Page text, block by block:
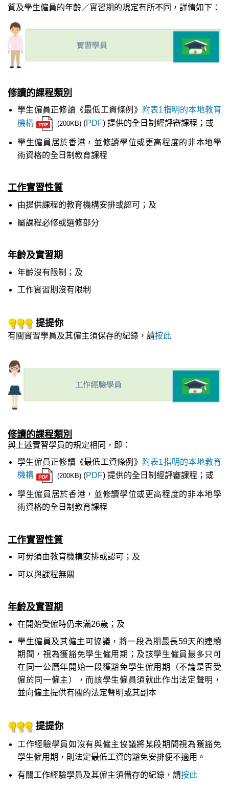
質及學生僱員的年齡／實習期的規定有所不同，詳情如下：
修讀的課程類別
學生僱員正修讀《最低工資條例》
附表1指明的本地教育
機構
(200KB) (PDF) 提供的全日制經評審課程；或
學生僱員居於香港，並修讀學位或更高程度的非本地學
術資格的全日制教育課程
工作實習性質
由提供課程的教育機構安排或認可；及
屬課程必修或選修部分
年齡及實習期
年齡沒有限制；及
工作實習期沒有限制
提提你
有關實習學員及其僱主須保存的紀錄，請按此
修讀的課程類別
與上述實習學員的規定相同，即：
學生僱員正修讀《最低工資條例》
附表1指明的本地教育
機構
(200KB) (PDF) 提供的全日制經評審課程；或
學生僱員居於香港，並修讀學位或更高程度的非本地學
術資格的全日制教育課程
工作實習性質
可毋須由教育機構安排或認可；及
可以與課程無關
年齡及實習期
在開始受僱時仍未滿26歲；及
學生僱員及其僱主可協議，將一段為期最長59天的連續
期間，視為獲豁免學生僱用期；及該學生僱員最多只可
在同一公曆年開始一段獲豁免學生僱用期（不論是否受
僱於同一僱主），而該學生僱員須就此作出法定聲明，
並向僱主提供有關的法定聲明或其副本
提提你
工作經驗學員如沒有與僱主協議將某段期間視為獲豁免
學生僱用期，則法定最低工資的豁免安排便不適用。
有關工作經驗學員及其僱主須備存的紀錄，請按此